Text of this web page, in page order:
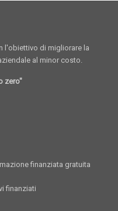
l'obiettivo di migliorare la
al minor costo.
zero"
finanziata gratuita
finanziati